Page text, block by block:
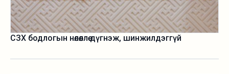
СЗХ бодлогын нөлөөллөө дүгнэж, шинжилдэггүй